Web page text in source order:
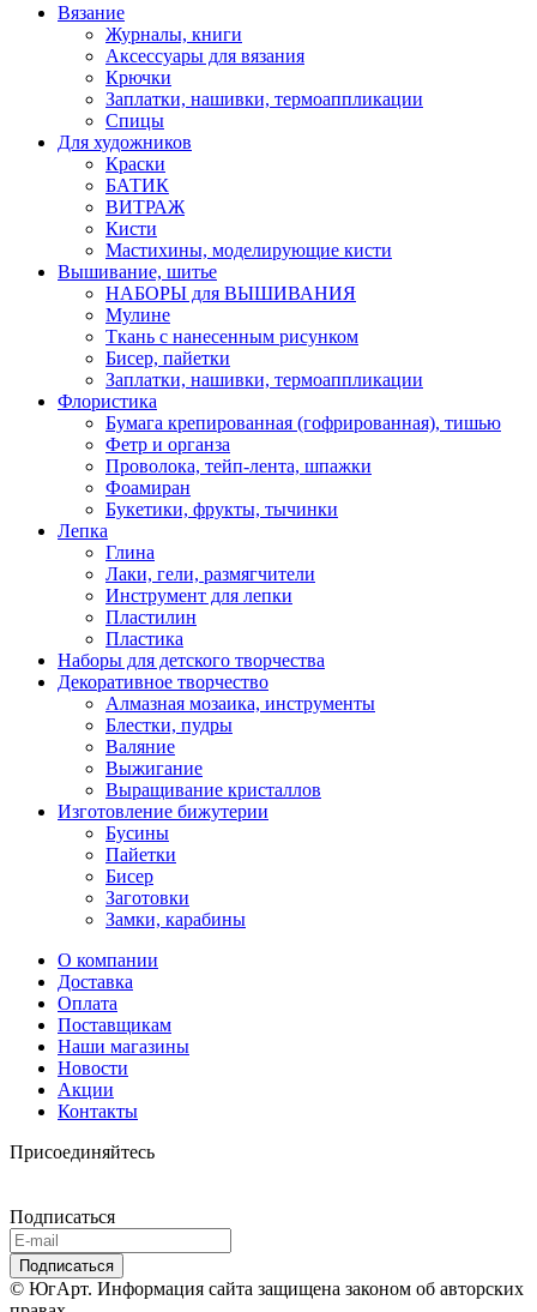
Вязание
Журналы, книги
Аксессуары для вязания
Крючки
Заплатки, нашивки, термоаппликации
Спицы
Для художников
Краски
БАТИК
ВИТРАЖ
Кисти
Мастихины, моделирующие кисти
Вышивание, шитье
НАБОРЫ для ВЫШИВАНИЯ
Мулине
Ткань с нанесенным рисунком
Бисер, пайетки
Заплатки, нашивки, термоаппликации
Флористика
Бумага крепированная (гофрированная), тишью
Фетр и органза
Проволока, тейп-лента, шпажки
Фоамиран
Букетики, фрукты, тычинки
Лепка
Глина
Лаки, гели, размягчители
Инструмент для лепки
Пластилин
Пластика
Наборы для детского творчества
Декоративное творчество
Алмазная мозаика, инструменты
Блестки, пудры
Валяние
Выжигание
Выращивание кристаллов
Изготовление бижутерии
Бусины
Пайетки
Бисер
Заготовки
Замки, карабины
О компании
Доставка
Оплата
Поставщикам
Наши магазины
Новости
Акции
Контакты
Присоединяйтесь
Подписаться
© ЮгАрт. Информация сайта защищена законом об авторских